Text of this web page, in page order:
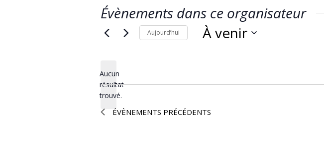
Évènements dans ce organisateur
Notice
Aucun
résultat
trouvé.
Aujourd’hui À venir
date.
ÉVÈNEMENTS PRÉCÉDENTS